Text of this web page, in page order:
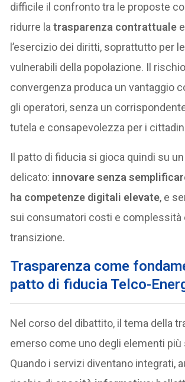
difficile il confronto tra le proposte
ridurre latrasparenza contrattuale
l’esercizio dei diritti, soprattutto per
vulnerabili della popolazione. Il
convergenza produca un vantaggio
gli operatori, senza un
tutela e consapevolezza per i
Il patto di fiducia si gioca quindi su
delicato: innovare senza
ha competenze digitali elevate, e
sui consumatori costi e complessità
transizione.
Trasparenza come
patto di fiducia Telco-
Nel corso del dibattito, il tema della
emerso come uno degli elementi più
Quando i servizi diventano integrati,